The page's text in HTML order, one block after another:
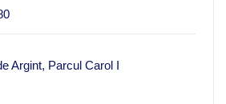
Argint, Parcul Carol I